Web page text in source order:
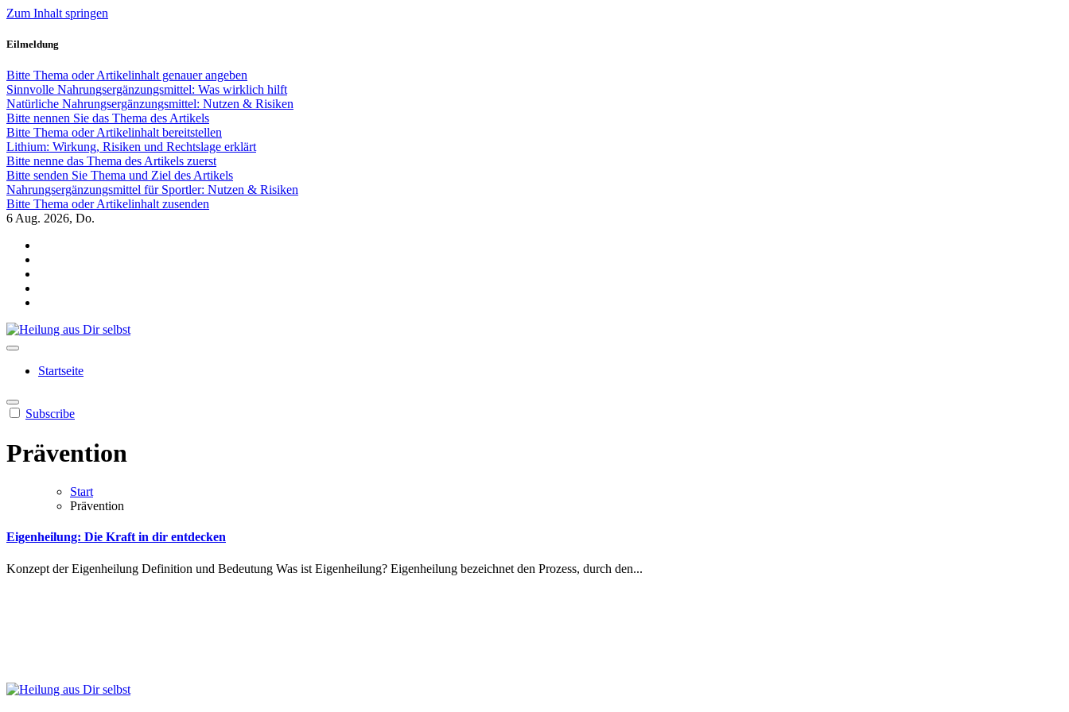
Zum Inhalt springen
Eilmeldung
Bitte Thema oder Artikelinhalt genauer angeben
Sinnvolle Nahrungsergänzungsmittel: Was wirklich hilft
Natürliche Nahrungsergänzungsmittel: Nutzen & Risiken
Bitte nennen Sie das Thema des Artikels
Bitte Thema oder Artikelinhalt bereitstellen
Lithium: Wirkung, Risiken und Rechtslage erklärt
Bitte nenne das Thema des Artikels zuerst
Bitte senden Sie Thema und Ziel des Artikels
Nahrungsergänzungsmittel für Sportler: Nutzen & Risiken
Bitte Thema oder Artikelinhalt zusenden
6 Aug. 2026, Do.
Startseite
Subscribe
Prävention
Start
Prävention
Eigenheilung: Die Kraft in dir entdecken
Konzept der Eigenheilung Definition und Bedeutung Was ist Eigenheilung? Eigenheilung bezeichnet den Prozess, durch den...